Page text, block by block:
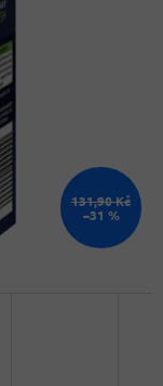
131,90 Kč
–31 %